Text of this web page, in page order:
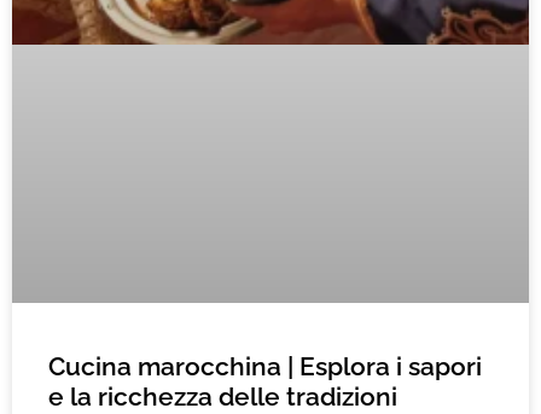
Cucina marocchina | Esplora i sapori
e la ricchezza delle tradizioni